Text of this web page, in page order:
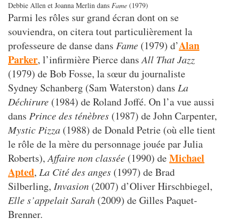
Debbie Allen et Joanna Merlin dans Fame (1979)
Parmi les rôles sur grand écran dont on se
souviendra, on citera tout particulièrement la
professeure de danse dans Fame (1979) d’Alan
Parker, l’infirmière Pierce dansAll That Jazz
(1979) de Bob Fosse, la sœur du journaliste
Sydney Schanberg (Sam Waterston) dans La
Déchirure (1984) de Roland Joffé. On l’a vue aussi
dans Prince des ténèbres (1987) de John Carpenter,
Mystic Pizza (1988) de Donald Petrie (où elle tient
le rôle de la mère du personnage jouée par Julia
Roberts),Affaire non classée (1990) deMichael
Apted, La Cité des anges (1997) de Brad
Silberling, Invasion (2007) d’Oliver Hirschbiegel,
Elle s’appelait Sarah (2009) de Gilles Paquet-
Brenner.